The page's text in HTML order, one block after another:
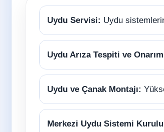
Uydu Servisi: Uydu
Uydu Arıza Tespiti ve
Uydu ve Çanak Montajı:
Merkezi Uydu Sistemi